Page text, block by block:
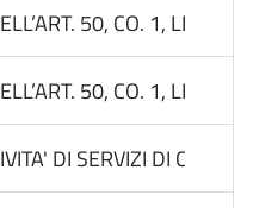
50, CO. 1, LETT.
50, CO. 1, LETT.
DI SERVIZI DI